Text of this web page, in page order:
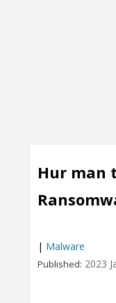
Hur man
| Malware
Published: 2023